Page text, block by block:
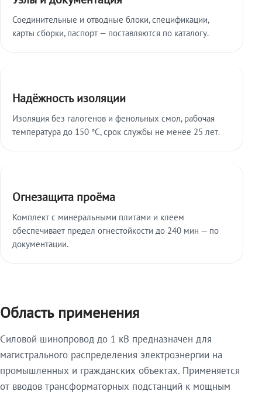
Соединительные и отводные блоки, спецификации,
карты сборки, паспорт — поставляются по каталогу.
Надёжность изоляции
Изоляция без галогенов и фенольных смол, рабочая
температура до 150 °C, срок службы не менее 25 лет.
Огнезащита проёма
Комплект с минеральными плитами и клеем
обеспечивает предел огнестойкости до 240 мин — по
документации.
Область применения
Силовой шинопровод до 1 кВ предназначен для
магистрального распределения электроэнергии на
промышленных и гражданских объектах. Применяется
от вводов трансформаторных подстанций к мощным